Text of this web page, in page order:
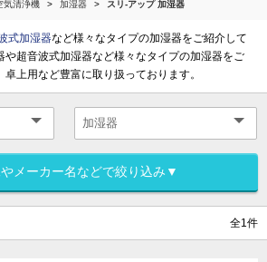
気清浄機 加湿器 スリ-アップ 加湿器
式加湿器など様々なタイプの加湿器をご紹介して
や超音波式加湿器など様々なタイプの加湿器をご
上用など豊富に取り扱っております。
メーカー名などで絞り込み▼
全1件